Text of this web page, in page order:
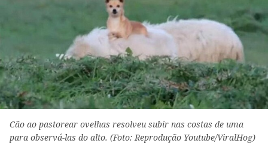
Cão ao pastorear ovelhas resolveu subir nas costas de uma
para observá-las do alto. (Foto: Reprodução Youtube/ViralHog)